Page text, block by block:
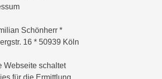
Schönherr *
16 * 50939 Köln
Webseite schaltet
für die Ermittlung